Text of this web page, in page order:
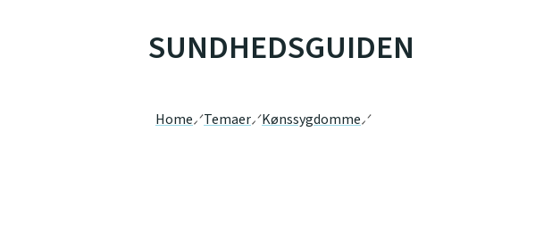
SUNDHEDSGUIDEN
Home Temaer Kønssygdomme